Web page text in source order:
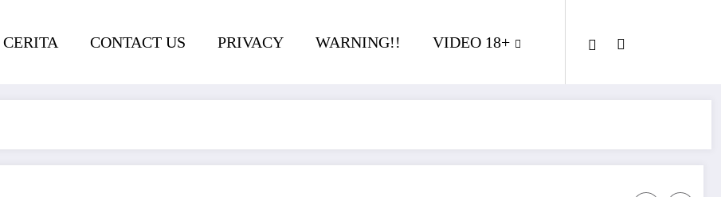
CONTACT US PRIVACY WARNING!! VIDEO 18+